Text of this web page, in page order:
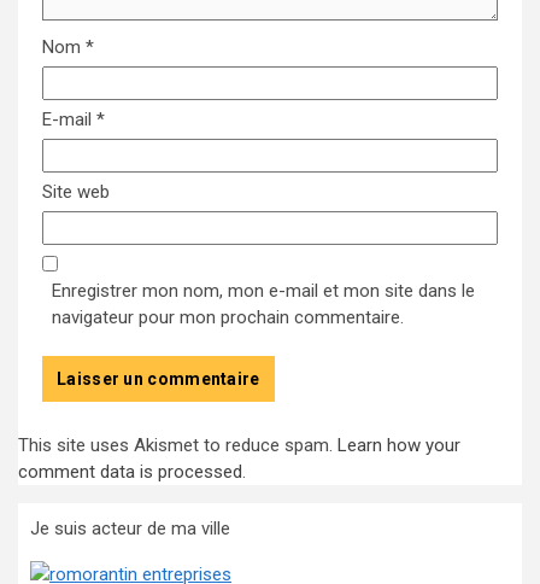
Nom *
E-mail *
Site web
Enregistrer mon nom, mon e-mail et mon site dans le
navigateur pour mon prochain commentaire.
This site uses Akismet to reduce spam. Learn how your
comment data is processed.
Je suis acteur de ma ville